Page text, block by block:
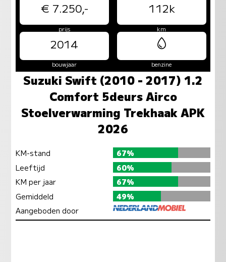
€ 7.250,- 112k
prijs km
2014
bouwjaar benzine
Suzuki Swift (2010 - 2017) 1.2
Comfort 5deurs Airco
Stoelverwarming Trekhaak APK
2026
KM-stand
67%
Leeftijd
60%
KM per jaar
67%
Gemiddeld
49%
Aangeboden door